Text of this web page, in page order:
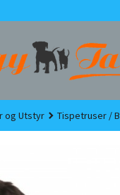
og Utstyr Tispetruser /